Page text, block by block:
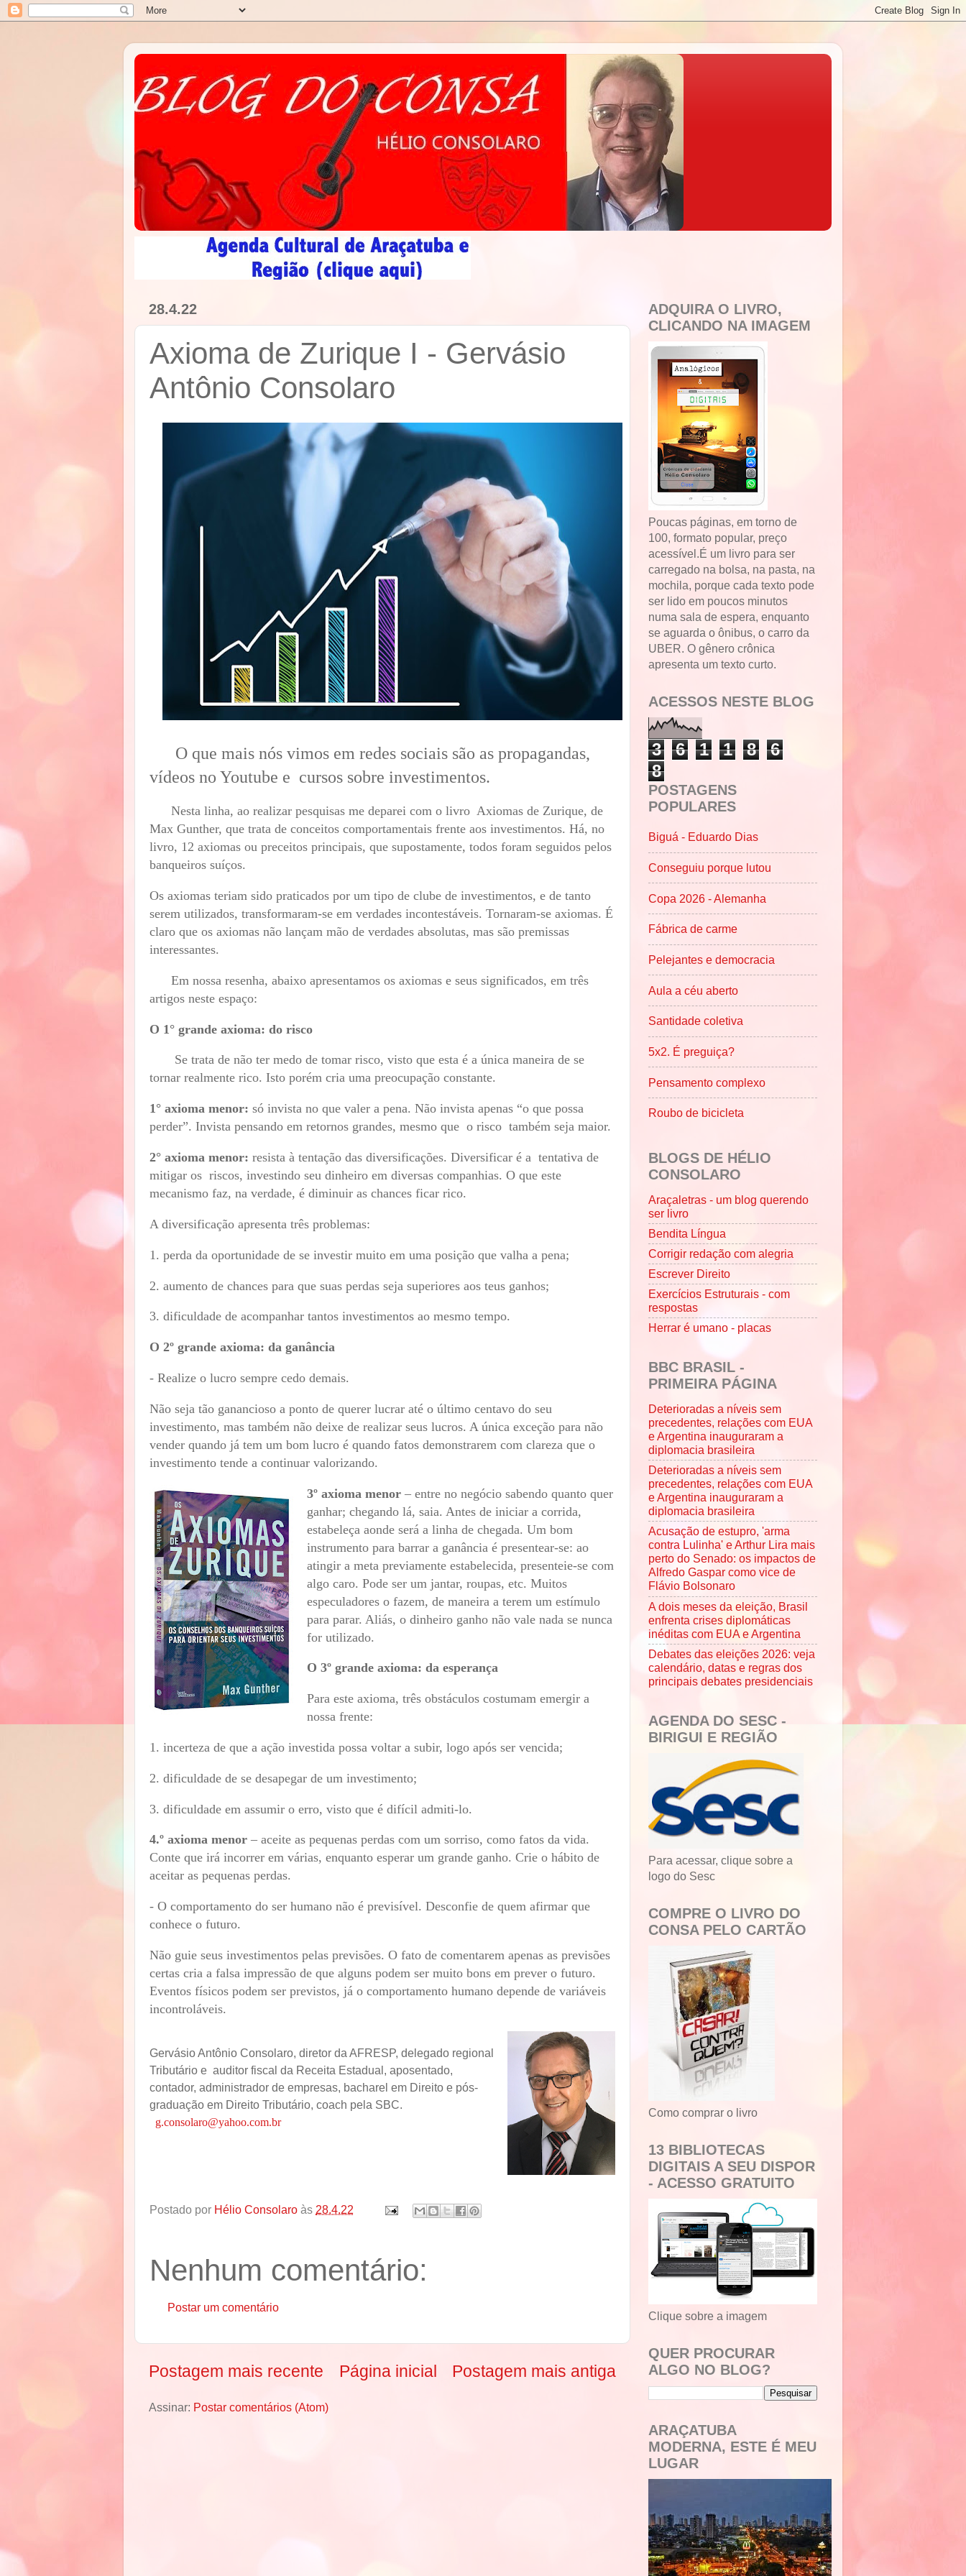
28.4.22
Axioma de Zurique I - Gervásio
Antônio Consolaro
O que mais nós vimos em redes sociais são as propagandas,
vídeos no Youtube e cursos sobre investimentos.
Nesta linha, ao realizar pesquisas me deparei com o livro Axiomas de Zurique, de
Max Gunther, que trata de conceitos comportamentais frente aos investimentos. Há, no
livro, 12 axiomas ou preceitos principais, que supostamente, todos foram seguidos pelos
banqueiros suíços.
Os axiomas teriam sido praticados por um tipo de clube de investimentos, e de tanto
serem utilizados, transformaram-se em verdades incontestáveis. Tornaram-se axiomas. É
claro que os axiomas não lançam mão de verdades absolutas, mas são premissas
interessantes.
Em nossa resenha, abaixo apresentamos os axiomas e seus significados, em três
artigos neste espaço:
O 1° grande axioma: do risco
Se trata de não ter medo de tomar risco, visto que esta é a única maneira de se
tornar realmente rico. Isto porém cria uma preocupação constante.
1° axioma menor: só invista no que valer a pena. Não invista apenas “o que possa
perder”. Invista pensando em retornos grandes, mesmo que o risco também seja maior.
2° axioma menor: resista à tentação das diversificações. Diversificar é a tentativa de
mitigar os riscos, investindo seu dinheiro em diversas companhias. O que este
mecanismo faz, na verdade, é diminuir as chances ficar rico.
A diversificação apresenta três problemas:
1. perda da oportunidade de se investir muito em uma posição que valha a pena;
2. aumento de chances para que suas perdas seja superiores aos teus ganhos;
3. dificuldade de acompanhar tantos investimentos ao mesmo tempo.
O 2º grande axioma: da ganância
- Realize o lucro sempre cedo demais.
Não seja tão ganancioso a ponto de querer lucrar até o último centavo do seu
investimento, mas também não deixe de realizar seus lucros. A única exceção para não
vender quando já tem um bom lucro é quando fatos demonstrarem com clareza que o
investimento tende a continuar valorizando.
3º axioma menor – entre no negócio sabendo quanto quer
ganhar; chegando lá, saia. Antes de iniciar a corrida,
estabeleça aonde será a linha de chegada. Um bom
instrumento para barrar a ganância é presentear-se: ao
atingir a meta previamente estabelecida, presenteie-se com
algo caro. Pode ser um jantar, roupas, etc. Muitos
especuladores o fazem, de maneira a terem um estímulo
para parar. Aliás, o dinheiro ganho não vale nada se nunca
for utilizado.
O 3º grande axioma: da esperança
Para este axioma, três obstáculos costumam emergir a
nossa frente:
1. incerteza de que a ação investida possa voltar a subir, logo após ser vencida;
2. dificuldade de se desapegar de um investimento;
3. dificuldade em assumir o erro, visto que é difícil admiti-lo.
4.º axioma menor – aceite as pequenas perdas com um sorriso, como fatos da vida.
Conte que irá incorrer em várias, enquanto esperar um grande ganho. Crie o hábito de
aceitar as pequenas perdas.
- O comportamento do ser humano não é previsível. Desconfie de quem afirmar que
conhece o futuro.
Não guie seus investimentos pelas previsões. O fato de comentarem apenas as previsões
certas cria a falsa impressão de que alguns podem ser muito bons em prever o futuro.
Eventos físicos podem ser previstos, já o comportamento humano depende de variáveis
incontroláveis.
Gervásio Antônio Consolaro, diretor da AFRESP, delegado regional
Tributário e auditor fiscal da Receita Estadual, aposentado,
contador, administrador de empresas, bacharel em Direito e pós-
graduação em Direito Tributário, coach pela SBC.
g.consolaro@yahoo.com.br
Postado por Hélio Consolaro às 28.4.22
Nenhum comentário:
Postar um comentário
Postagem mais recente Postagem mais antiga
Página inicial
Assinar: Postar comentários (Atom)
ADQUIRA O LIVRO,
CLICANDO NA IMAGEM
Poucas páginas, em torno de
100, formato popular, preço
acessível.É um livro para ser
carregado na bolsa, na pasta, na
mochila, porque cada texto pode
ser lido em poucos minutos
numa sala de espera, enquanto
se aguarda o ônibus, o carro da
UBER. O gênero crônica
apresenta um texto curto.
ACESSOS NESTE BLOG
3 6 1 1 8
6
8
POSTAGENS
POPULARES
Biguá - Eduardo Dias
Conseguiu porque lutou
Copa 2026 - Alemanha
Fábrica de carme
Pelejantes e democracia
Aula a céu aberto
Santidade coletiva
5x2. É preguiça?
Pensamento complexo
Roubo de bicicleta
BLOGS DE HÉLIO
CONSOLARO
Araçaletras - um blog querendo
ser livro
Bendita Língua
Corrigir redação com alegria
Escrever Direito
Exercícios Estruturais - com
respostas
Herrar é umano - placas
BBC BRASIL -
PRIMEIRA PÁGINA
Deterioradas a níveis sem
precedentes, relações com EUA
e Argentina inauguraram a
diplomacia brasileira
Deterioradas a níveis sem
precedentes, relações com EUA
e Argentina inauguraram a
diplomacia brasileira
Acusação de estupro, 'arma
contra Lulinha' e Arthur Lira mais
perto do Senado: os impactos de
Alfredo Gaspar como vice de
Flávio Bolsonaro
A dois meses da eleição, Brasil
enfrenta crises diplomáticas
inéditas com EUA e Argentina
Debates das eleições 2026: veja
calendário, datas e regras dos
principais debates presidenciais
AGENDA DO SESC -
BIRIGUI E REGIÃO
Para acessar, clique sobre a
logo do Sesc
COMPRE O LIVRO DO
CONSA PELO CARTÃO
Como comprar o livro
13 BIBLIOTECAS
DIGITAIS A SEU DISPOR
- ACESSO GRATUITO
Clique sobre a imagem
QUER PROCURAR
ALGO NO BLOG?
ARAÇATUBA
MODERNA, ESTE É MEU
LUGAR